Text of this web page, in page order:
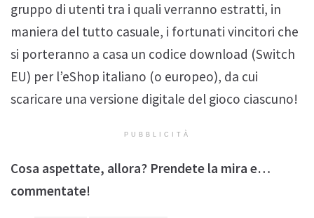
gruppo di utenti tra i quali verranno estratti, in
maniera del tutto casuale, i fortunati vincitori che
si porteranno a casa un codice download (Switch
EU) per l’eShop italiano (o europeo), da cui
scaricare una versione digitale del gioco ciascuno!
PUBBLICITÀ
Cosa aspettate, allora? Prendete la mira e…
commentate!